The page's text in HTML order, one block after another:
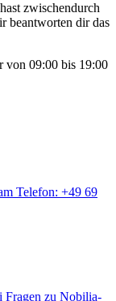
zwischendurch
beantworten dir das
von 09:00 bis 19:00
Telefon: +49 69
Fragen zu Nobilia-